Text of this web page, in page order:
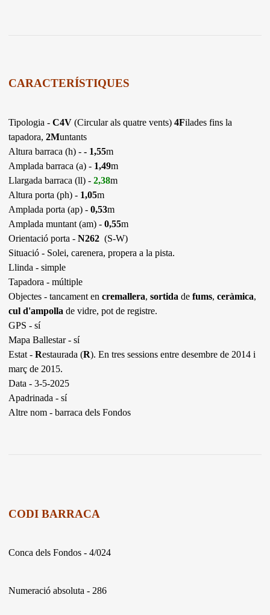
CARACTERÍSTIQUES
Tipologia -C4V (Circular als quatre vents)4Filades fins la
tapadora,2Muntants
Altura barraca (h) -- 1,55m
Amplada barraca (a) - 1,49m
Llargada barraca (ll) -2,38m
Altura porta (ph) - 1,05m
Amplada porta (ap) -0,53m
Amplada muntant (am) -0,55m
Orientació porta -N262 (S-W)
Situació - Solei, carenera, propera a la pista.
Llinda - simple
Tapadora - múltiple
Objectes - tancament encremallera,sortidade fums,ceràmica,
cul d'ampolla de vidre, pot de registre.
GPS - sí
Mapa Ballestar - sí
Estat -Restaurada (R). En tres sessions entre desembre de 2014 i
març de 2015.
Data - 3-5-2025
Apadrinada - sí
Altre nom - barraca dels Fondos
CODI BARRACA
Conca dels Fondos - 4/024
Numeració absoluta - 286